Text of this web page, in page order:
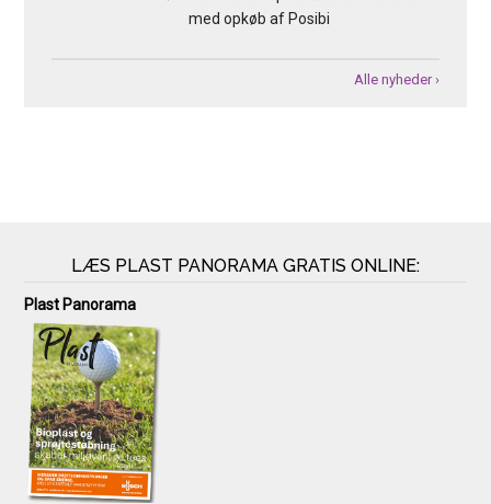
med opkøb af Posibi
Alle nyheder ›
LÆS PLAST PANORAMA GRATIS ONLINE:
Plast Panorama